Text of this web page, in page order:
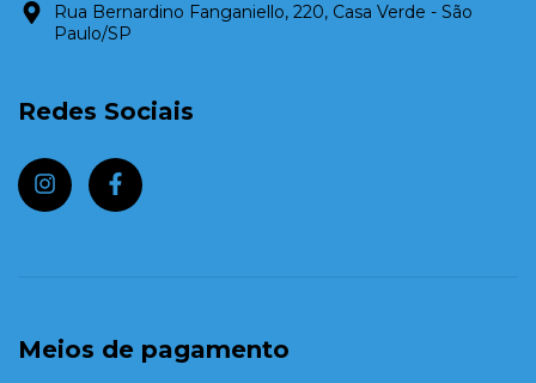
Rua Bernardino Fanganiello, 220, Casa Verde - São
Paulo/SP
Redes Sociais
Meios de pagamento